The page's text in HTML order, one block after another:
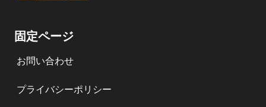
固定ページ
お問い合わせ
プライバシーポリシー